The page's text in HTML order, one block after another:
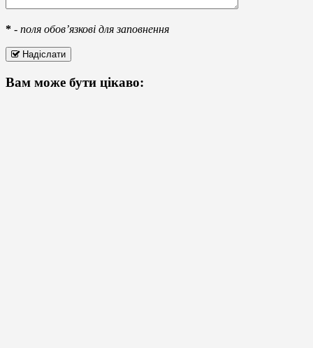
* - поля обов’язкові для заповнення
Надіслати
Вам може бути цікаво: